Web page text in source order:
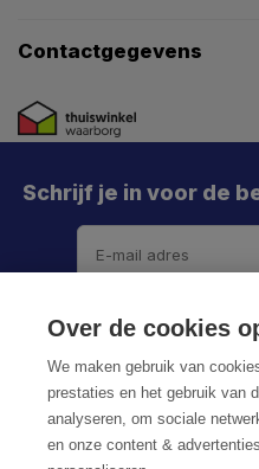
Contactgegevens
Schrijf je in voor de
Over de cookies
We maken gebruik van
prestaties en het gebruik van
analyseren, om sociale
en onze content &